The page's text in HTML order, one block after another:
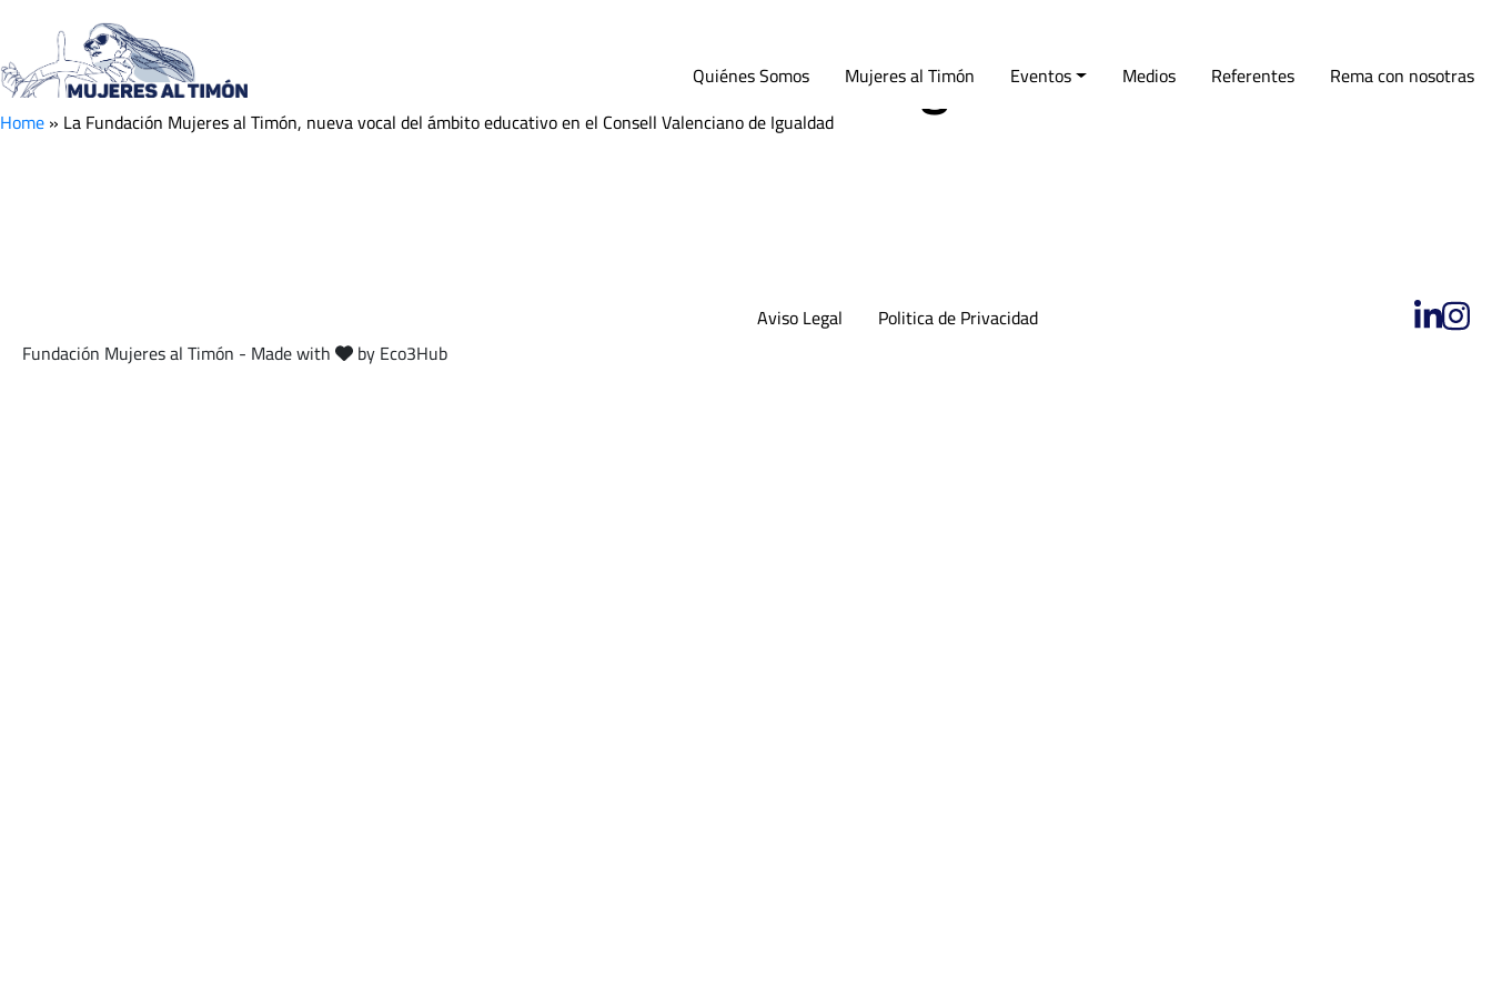
Quiénes Somos Mujeres al Timón Eventos Medios Referentes Rema con nosotras
La Fundación Mujeres al Timón, nueva vocal del ámbito
educativo en el Consell Valenciano de Igualdad
Home» La Fundación Mujeres al Timón, nueva vocal del ámbito educativo en el Consell Valenciano de Igualdad
Aviso Legal
Politica de Privacidad
Fundación Mujeres al Timón - Made with
by Eco3Hub